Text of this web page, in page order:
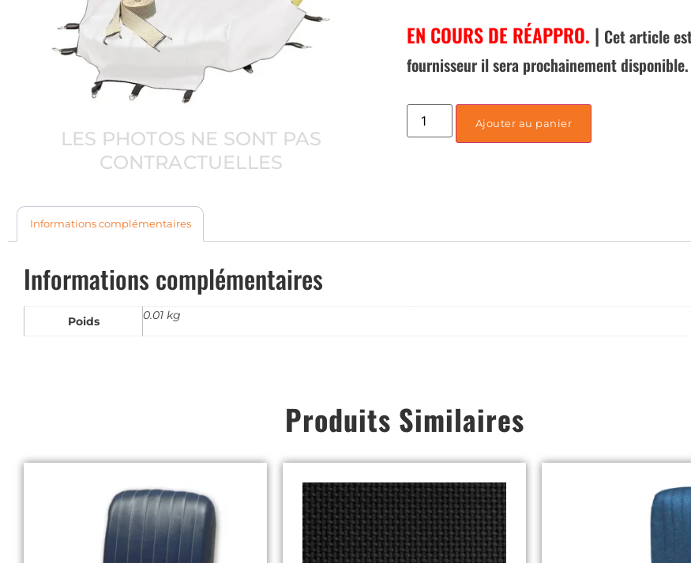
LES PHOTOS NE SONT PAS
CONTRACTUELLES
EN COURS DE RÉAPPRO. | Cet article
fournisseur il sera prochainement disponible.
Ajouter au panier
Informations complémentaires
Informations complémentaires
Poids 0.01 kg
Produits Similaires